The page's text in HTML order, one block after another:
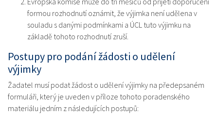
formou rozhodnutí oznámit, že výjimka není udělena v
souladu s danými podmínkami a ÚCL tuto výjimku na
základě tohoto rozhodnutí zruší.
Postupy pro podání žádosti o udělení
výjimky
Žadatel musí podat žádost o udělení výjimky na předepsaném
formuláři, který je uveden v příloze tohoto poradenského
materiálu jedním z následujících postupů: